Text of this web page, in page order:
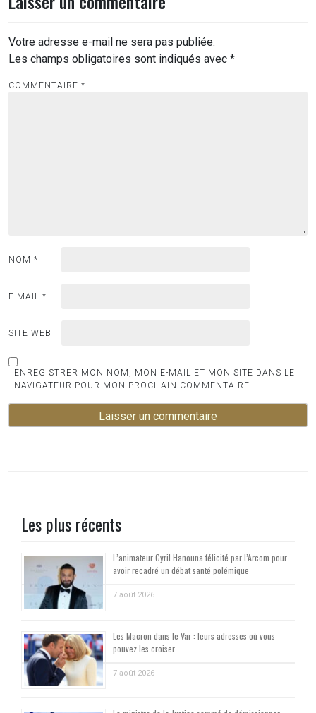
Votre adresse e-mail ne sera pas publiée.
Les champs obligatoires sont indiqués avec *
COMMENTAIRE *
NOM *
E-MAIL *
SITE WEB
ENREGISTRER MON NOM, MON E-MAIL ET MON SITE DANS LE
NAVIGATEUR POUR MON PROCHAIN COMMENTAIRE.
Les plus récents
L’animateur Cyril Hanouna félicité par l’Arcom pour
avoir recadré un débat santé polémique
7 août 2026
Les Macron dans le Var : leurs adresses où vous
pouvez les croiser
7 août 2026